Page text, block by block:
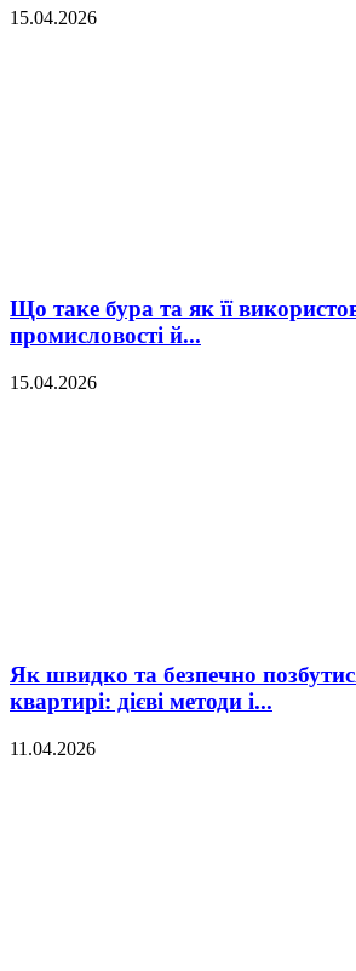
15.04.2026
Що таке бура та як її
промисловості й...
15.04.2026
Як швидко та безпечно
квартирі: дієві методи і...
11.04.2026